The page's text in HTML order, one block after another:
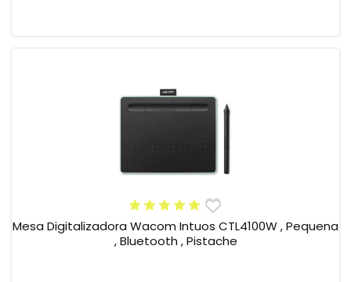
Mesa Digitalizadora Wacom Intuos CTL4100W , Pequena
, Bluetooth , Pistache